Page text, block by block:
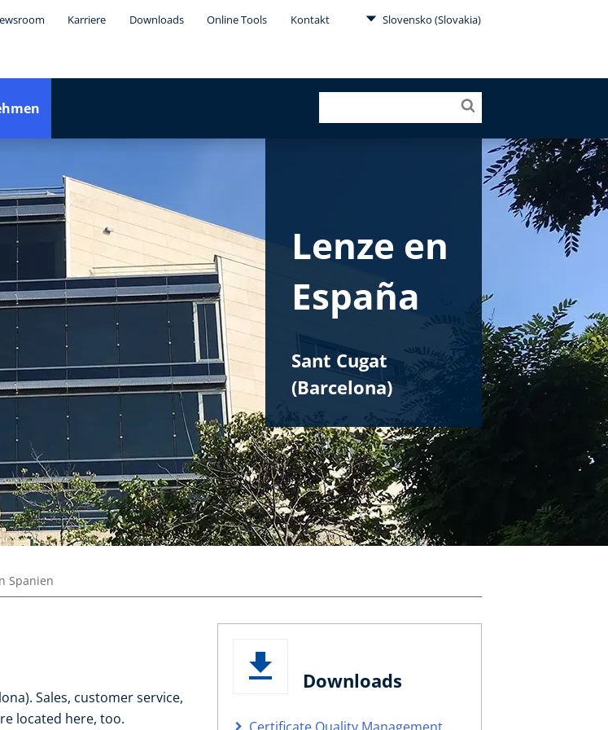
Karriere Downloads Online Tools Kontakt Slovensko (Slovakia)
Lenze en
España
Sant Cugat
(Barcelona)
Spanien
Sales, customer service,
located here, too.
Downloads